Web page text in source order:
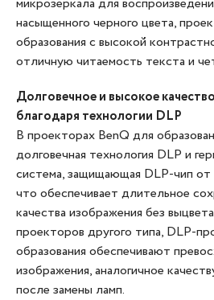
насыщенного черного цвета,
образования с высокой
отличную читаемость текста и
Долговечное и высокое
благодаря технологии DLP
В проекторах BenQ для
долговечная технология DLP и
система, защищающая DLP-чип от
что обеспечивает длительное
качества изображения без
проекторов другого типа, DLP-
образования обеспечивают
изображения, аналогичное
после замены ламп.